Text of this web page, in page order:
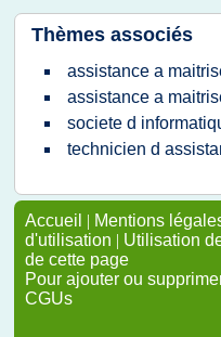
Thèmes associés
assistance a
assistance a
societe d
technicien d
Accueil | Mentions
d'utilisation | Utilisation
de cette page
Pour ajouter ou
CGUs